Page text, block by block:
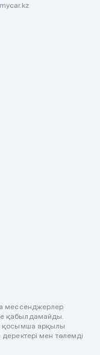
мессенджерлер
қабылдамайды.
қосымша арқылы
мен төлемді